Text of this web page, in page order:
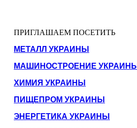
ПРИГЛАШАЕМ ПОСЕТИТЬ
МЕТАЛЛ УКРАИНЫ
МАШИНОСТРОЕНИЕ УКРАИНЫ
ХИМИЯ УКРАИНЫ
ПИЩЕПРОМ УКРАИНЫ
ЭНЕРГЕТИКА УКРАИНЫ